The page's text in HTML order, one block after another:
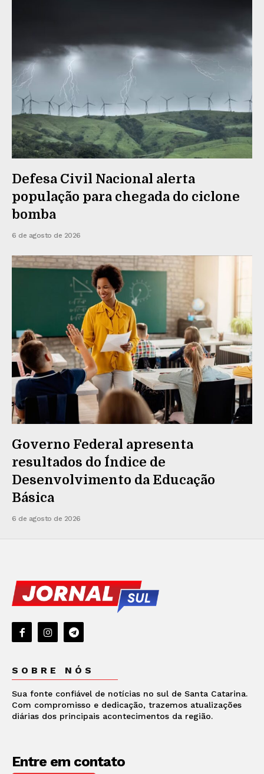
Defesa Civil Nacional alerta
população para chegada do ciclone
bomba
6 de agosto de 2026
Governo Federal apresenta
resultados do Índice de
Desenvolvimento da Educação
Básica
6 de agosto de 2026
SOBRE NÓS
Sua fonte confiável de notícias no sul de Santa Catarina.
Com compromisso e dedicação, trazemos atualizações
diárias dos principais acontecimentos da região.
Entre em contato